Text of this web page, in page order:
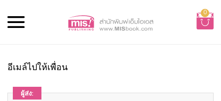
0
อีเมล์ไปให้เพื่อน
ผู้ส่ง: